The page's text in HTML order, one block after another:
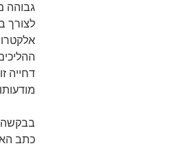
גבוהה
לצורך
דחייה
בבקשה
כתב